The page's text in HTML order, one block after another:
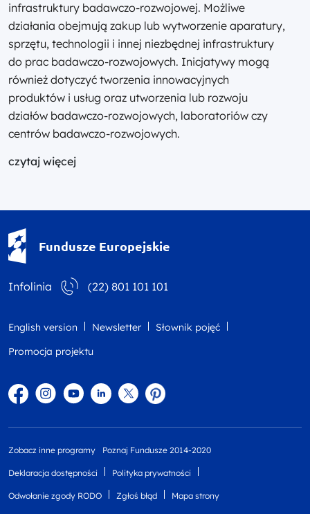
infrastruktury badawczo-rozwojowej. Możliwe
działania obejmują zakup lub wytworzenie aparatury,
sprzętu, technologii i innej niezbędnej infrastruktury
do prac badawczo-rozwojowych. Inicjatywy mogą
również dotyczyć tworzenia innowacyjnych
produktów i usług oraz utworzenia lub rozwoju
działów badawczo-rozwojowych, laboratoriów czy
centrów badawczo-rozwojowych.
czytaj więcej
Fundusze Europejskie
Infolinia (22) 801 101 101
English version Newsletter
Słownik pojęć
Promocja projektu
FacebookInstagram
YouTubeLinkedintwitterPinterest
Zobacz inne programy Poznaj Fundusze 2014-2020
Deklaracja dostępności Polityka prywatności
Odwołanie zgody RODO Zgłoś błąd Mapa strony